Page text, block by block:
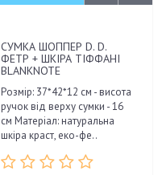
СУМКА ШОППЕР D. D.
ФЕТР + ШКІРА ТІФФАНІ
BLANKNOTE
Розмір: 37*42*12 см - висота
ручок від верху сумки - 16
см Матеріал: натуральна
шкіра краст, еко-фе..